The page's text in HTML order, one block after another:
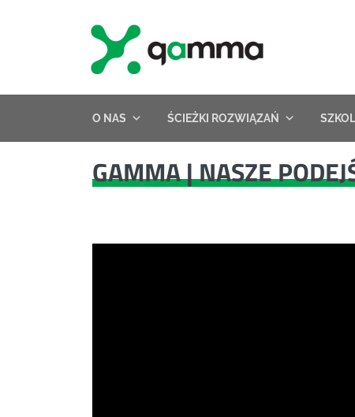
O NAS ŚCIEŻKI ROZWIĄZAŃ
GAMMA | NASZE